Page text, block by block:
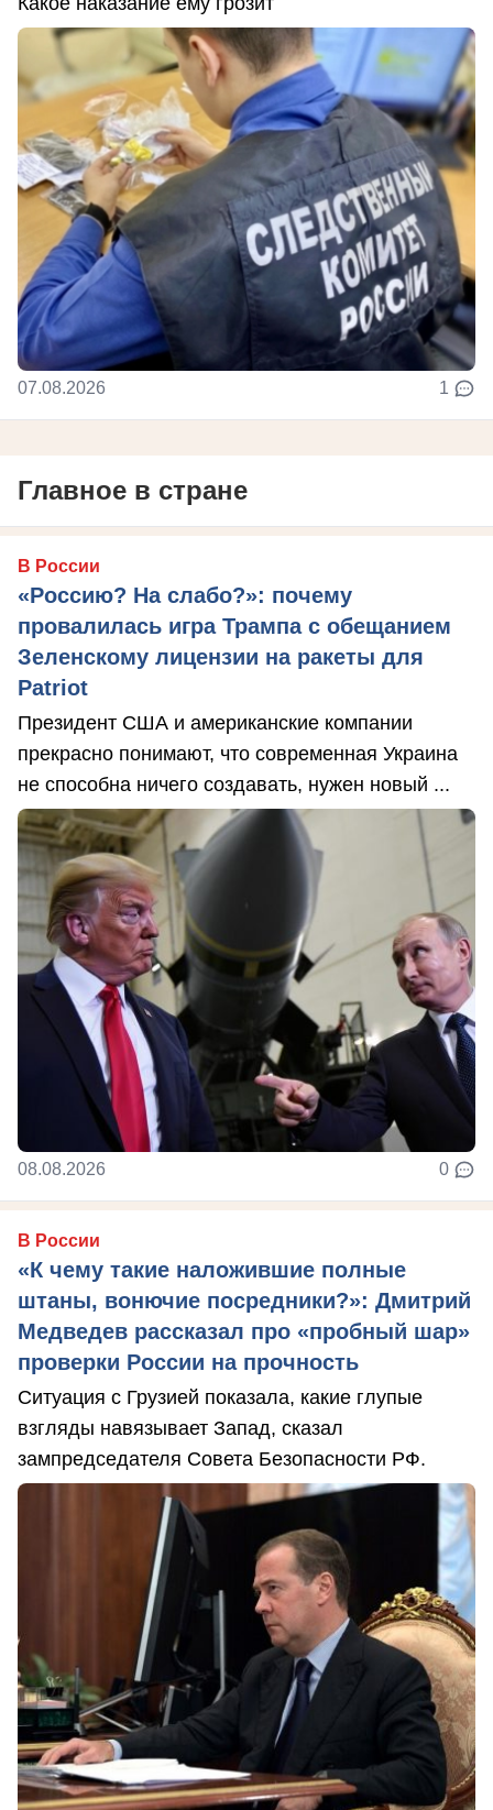
07.08.2026 1
Главное в стране
В России
«Россию? На слабо?»: почему
провалилась игра Трампа с обещанием
Зеленскому лицензии на ракеты для
Patriot
Президент США и американские компании
прекрасно понимают, что современная Украина
не способна ничего создавать, нужен новый ...
08.08.2026 0
В России
«К чему такие наложившие полные
штаны, вонючие посредники?»: Дмитрий
Медведев рассказал про «пробный шар»
проверки России на прочность
Ситуация с Грузией показала, какие глупые
взгляды навязывает Запад, сказал
зампредседателя Совета Безопасности РФ.